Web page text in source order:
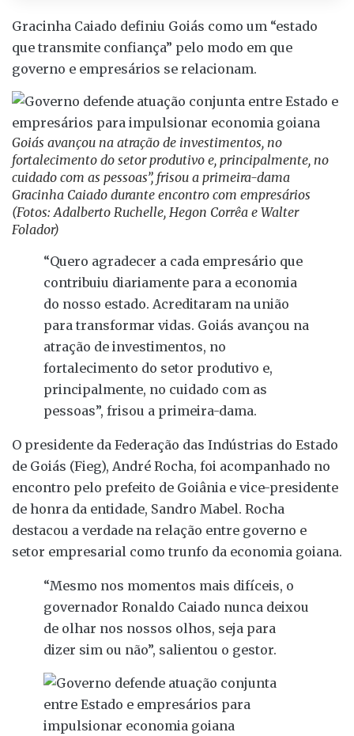
Gracinha Caiado definiu Goiás como um “estado
que transmite confiança” pelo modo em que
governo e empresários se relacionam.
Goiás avançou na atração de investimentos, no
fortalecimento do setor produtivo e, principalmente, no
cuidado com as pessoas”, frisou a primeira-dama
Gracinha Caiado durante encontro com empresários
(Fotos: Adalberto Ruchelle, Hegon Corrêa e Walter
Folador)
“Quero agradecer a cada empresário que
contribuiu diariamente para a economia
do nosso estado. Acreditaram na união
para transformar vidas. Goiás avançou na
atração de investimentos, no
fortalecimento do setor produtivo e,
principalmente, no cuidado com as
pessoas”, frisou a primeira-dama.
O presidente da Federação das Indústrias do Estado
de Goiás (Fieg), André Rocha, foi acompanhado no
encontro pelo prefeito de Goiânia e vice-presidente
de honra da entidade, Sandro Mabel. Rocha
destacou a verdade na relação entre governo e
setor empresarial como trunfo da economia goiana.
“Mesmo nos momentos mais difíceis, o
governador Ronaldo Caiado nunca deixou
de olhar nos nossos olhos, seja para
dizer sim ou não”, salientou o gestor.